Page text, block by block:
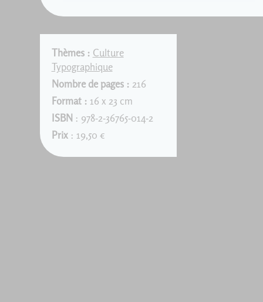
Thèmes : Culture
Typographique
Nombre de pages : 216
Format : 16 x 23 cm
ISBN : 978-2-36765-014-2
Prix: 19,50 €